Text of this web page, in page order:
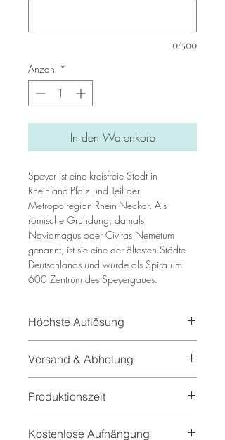
0/500
Anzahl *
In den Warenkorb
Speyer ist eine kreisfreie Stadt in
Rheinland-Pfalz und Teil der
Metropolregion Rhein-Neckar. Als
römische Gründung, damals
Noviomagus oder Civitas Nemetum
genannt, ist sie eine der ältesten Städte
Deutschlands und wurde als Spira um
600 Zentrum des Speyergaues.
Höchste Auflösung
wir hochauflösende Texturen und echte
Malereien die eine sehr hohe Qualität
aufweisen.
Versand & Abholung
Wandbilder direkt zu Ihnen nach Hause.
Wer sich den Versand aber lieber sparen
möchte kann sich das Bild auch direkt in
Produktionszeit
Kostenlose Aufhängung